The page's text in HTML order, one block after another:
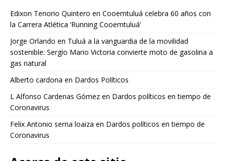
Edixon Tenorio Quintero en Cooemtuluá celebra 60 años con
la Carrera Atlética ‘Running Cooemtuluá’
Jorge Orlando en Tuluá a la vanguardia de la movilidad
sostenible: Sergio Mario Victoria convierte moto de gasolina a
gas natural
Alberto cardona en Dardos Políticos
L Alfonso Cardenas Gómez en Dardos políticos en tiempo de
Coronavirus
Felix Antonio serna loaiza en Dardos políticos en tiempo de
Coronavirus